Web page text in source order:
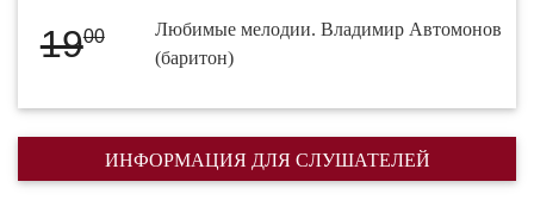
1900
Любимые мелодии. Владимир Автомонов
(баритон)
ИНФОРМАЦИЯ ДЛЯ СЛУШАТЕЛЕЙ